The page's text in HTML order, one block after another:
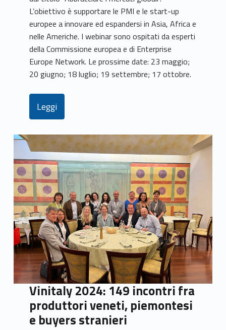
L’obiettivo è supportare le PMI e le start-up
europee a innovare ed espandersi in Asia, Africa e
nelle Americhe. I webinar sono ospitati da esperti
della Commissione europea e di Enterprise
Europe Network. Le prossime date: 23 maggio;
20 giugno; 18 luglio; 19 settembre; 17 ottobre.
Leggi
Vinitaly 2024: 149 incontri fra
produttori veneti, piemontesi
e buyers stranieri